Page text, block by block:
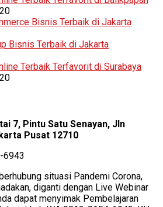
Bisnis Terbaik di Jakarta
Bisnis Terbaik di Jakarta
Terbaik Terfavorit di Surabaya
7, Pintu Satu Senayan, Jln
Pusat 12710
6943
situasi Pandemi Corona,
diganti dengan Live Webinar
dapat menyimak Pembelajaran